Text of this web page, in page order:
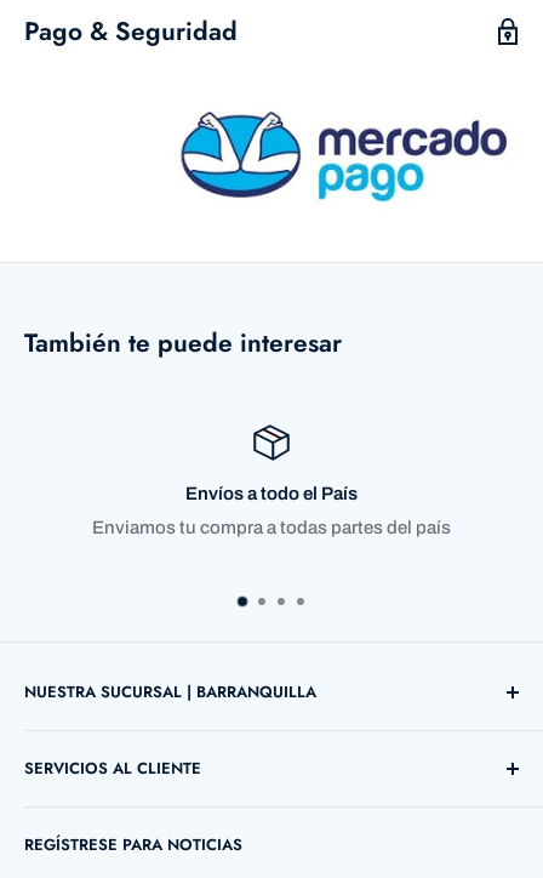
Pago & Seguridad
También te puede interesar
del país
Compra satisfecha o
Garantizamos el 100% de
NUESTRA SUCURSAL | BARRANQUILLA
Telefono: +57 5 3690755
SERVICIOS AL CLIENTE
Contáctenos
REGÍSTRESE PARA NOTICIAS